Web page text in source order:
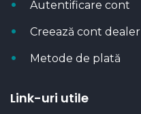
Autentificare cont
Creează cont dealer
Metode de plată
Link-uri utile